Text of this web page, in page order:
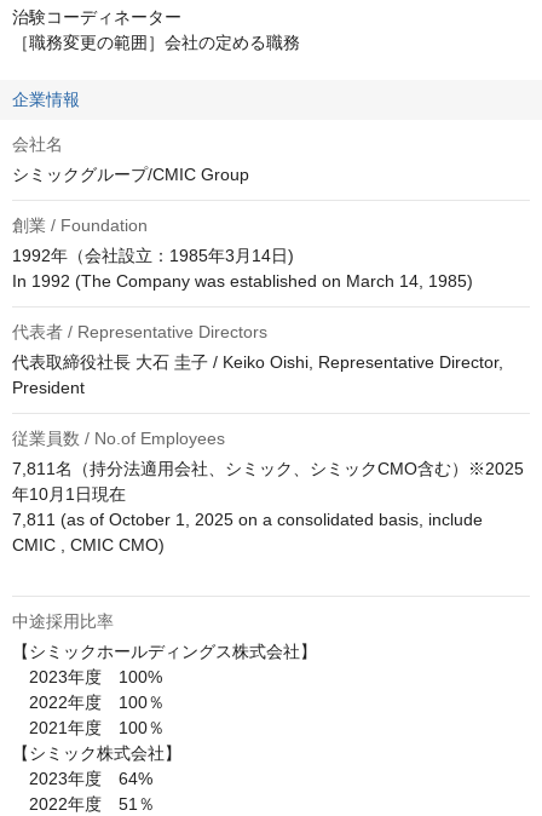
治験コーディネーター
［職務変更の範囲］会社の定める職務
企業情報
会社名
シミックグループ/CMIC Group
創業 / Foundation
1992年（会社設立：1985年3月14日)
代表者 / Representative Directors
代表取締役社長 大石 圭子 / Keiko Oishi, Representative Director,
President
従業員数 / No.of Employees
7,811名（持分法適用会社、シミック、シミックCMO含む）※2025
年10月1日現在
7,811 (as of October 1, 2025 on a consolidated basis, include
CMIC , CMIC CMO)
中途採用比率
【シミックホールディングス株式会社】
2023年度　100%
2022年度　100％
2021年度　100％
【シミック株式会社】
2023年度　64%
2022年度　51％